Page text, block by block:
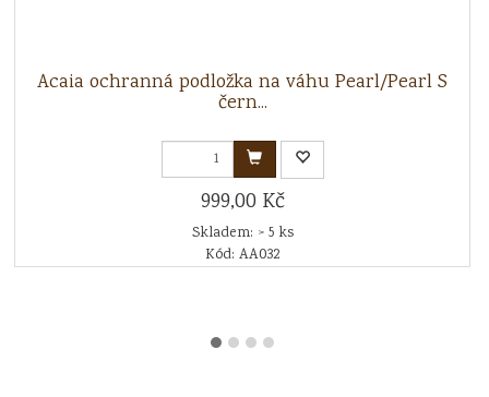
Acaia ochranná podložka na váhu Pearl/Pearl S
čern...
999,00 Kč
Skladem: > 5 ks
Kód: AA032